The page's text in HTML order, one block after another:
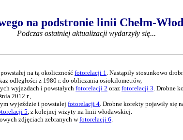
na podstronie linii Chełm-
Podczas ostatniej aktualizacji wydarzyły się...
na tą okoliczność fotorelacji 1. Nastąpiły stosunkowo
odległości z 1980 r. do obliczania osiokilometrów,
wyjazdach i powstałychfotorelacji 2 oraz fotorelacji 3. Drobne
2012 r.,
wyjeździe i powstałej fotorelacji 4. Drobne korekty pojawiły się
5, z kolejnej wizyty na linii włodawskiej.
zdjęciach zebranych wfotorelacji 6.